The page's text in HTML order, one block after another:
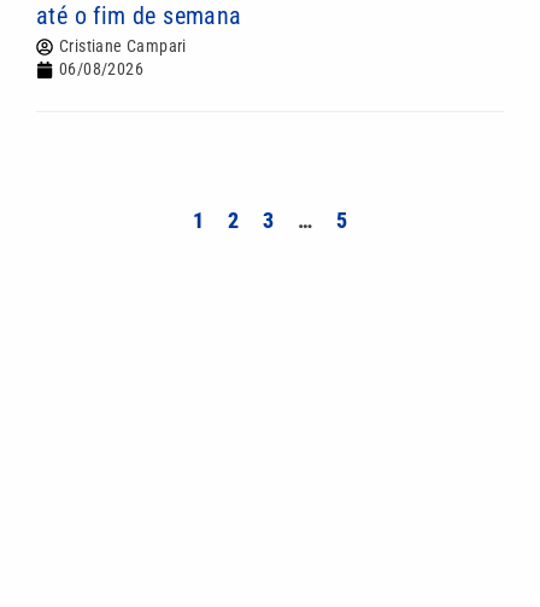
até o fim de semana
Cristiane Campari
06/08/2026
1 2 3 … 5